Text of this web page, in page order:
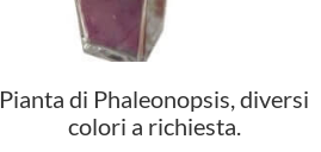
Pianta di Phaleonopsis, diversi
colori a richiesta.